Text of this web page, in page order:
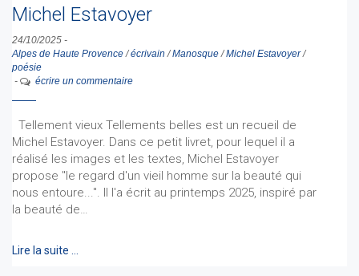
Michel Estavoyer
24/10/2025 -
Alpes de Haute Provence/écrivain /Manosque/Michel Estavoyer/
poésie
-
écrire un commentaire
Tellement vieux Tellements belles est un recueil de
Michel Estavoyer. Dans ce petit livret, pour lequel il a
réalisé les images et les textes, Michel Estavoyer
propose "le regard d'un vieil homme sur la beauté qui
nous entoure...". Il l'a écrit au printemps 2025, inspiré par
la beauté de…
Lire la suite …